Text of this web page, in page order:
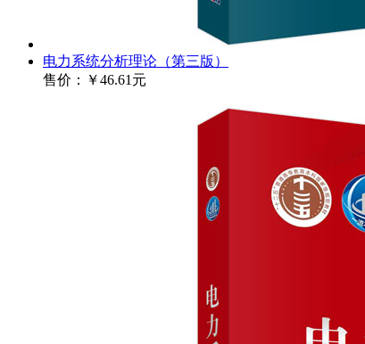
电力系统分析理论（第三版）
售价：
￥46.61元